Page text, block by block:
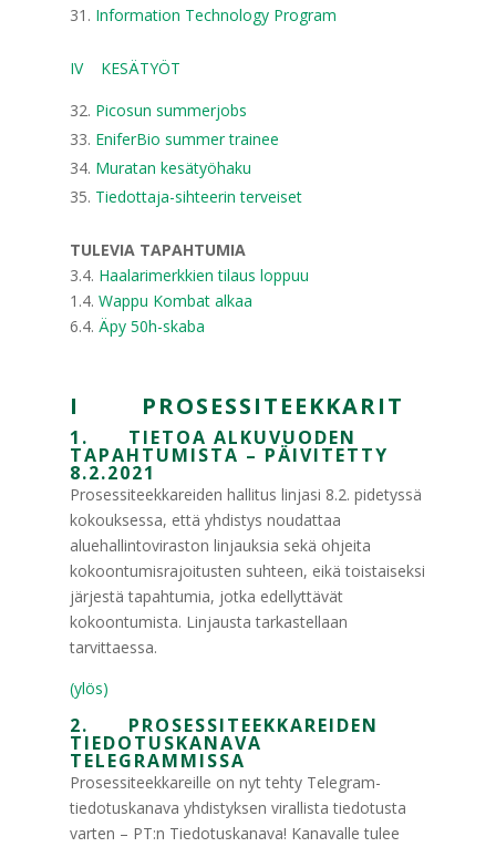
Information Technology Program
IV KESÄTYÖT
Picosun summerjobs
EniferBio summer trainee
Muratan kesätyöhaku
Tiedottaja-sihteerin terveiset
TULEVIA TAPAHTUMIA
3.4. Haalarimerkkien tilaus loppuu
1.4. Wappu Kombat alkaa
6.4. Äpy 50h-skaba
I PROSESSITEEKKARIT
1. TIETOA ALKUVUODEN
TAPAHTUMISTA – PÄIVITETTY
8.2.2021
Prosessiteekkareiden hallitus linjasi 8.2. pidetyssä
kokouksessa, että yhdistys noudattaa
aluehallintoviraston linjauksia sekä ohjeita
kokoontumisrajoitusten suhteen, eikä toistaiseksi
järjestä tapahtumia, jotka edellyttävät
kokoontumista. Linjausta tarkastellaan
tarvittaessa.
(ylös)
2. PROSESSITEEKKAREIDEN
TIEDOTUSKANAVA
TELEGRAMMISSA
Prosessiteekkareille on nyt tehty Telegram-
tiedotuskanava yhdistyksen virallista tiedotusta
varten – PT:n Tiedotuskanava! Kanavalle tulee